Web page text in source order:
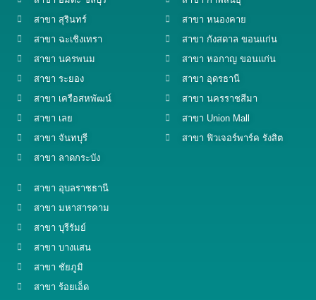
สาขา สุรินทร์
สาขา ฉะเชิงเทรา
สาขา นครพนม
สาขา ระยอง
สาขา เครือสหพัฒน์
สาขา เลย
สาขา จันทบุรี
สาขา ลาดกระบัง
สาขา หนองคาย
สาขา กังสดาล ขอนแก่น
สาขา หอกาญ ขอนแก่น
สาขา อุดรธานี
สาขา นครราชสีมา
สาขา Union Mall
สาขา ฟิวเจอร์พาร์ค รังสิต
สาขา อุบลราชธานี
สาขา มหาสารคาม
สาขา บุรีรัมย์
สาขา บางแสน
สาขา ชัยภูมิ
สาขา ร้อยเอ็ด